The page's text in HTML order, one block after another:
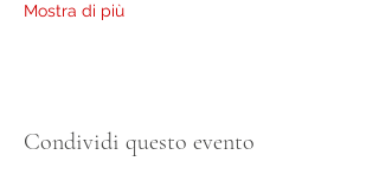
Mostra di più
Condividi questo evento